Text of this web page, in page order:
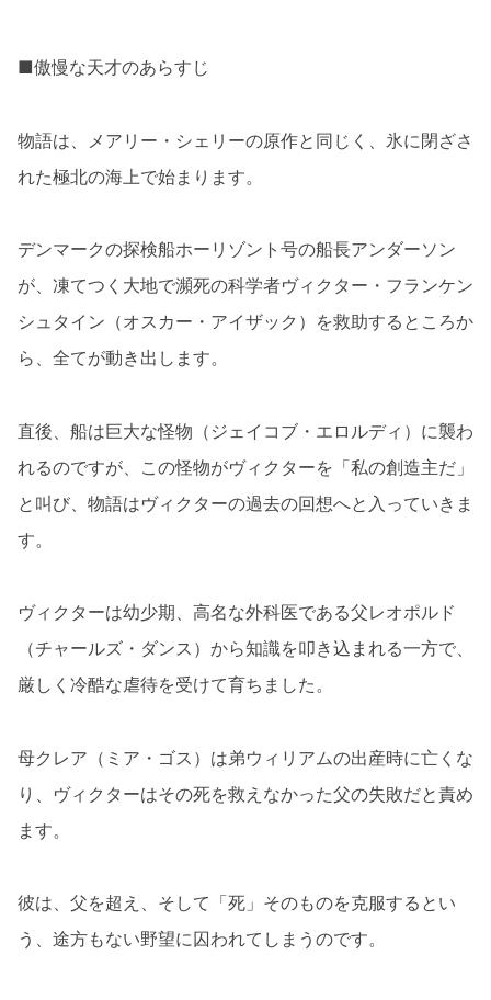
■傲慢な天才のあらすじ
物語は、メアリー・シェリーの原作と同じく、氷に閉ざさ
れた極北の海上で始まります。
デンマークの探検船ホーリゾント号の船長アンダーソン
が、凍てつく大地で瀕死の科学者ヴィクター・フランケン
シュタイン（オスカー・アイザック）を救助するところか
ら、全てが動き出します。
直後、船は巨大な怪物（ジェイコブ・エロルディ）に襲わ
れるのですが、この怪物がヴィクターを「私の創造主だ」
と叫び、物語はヴィクターの過去の回想へと入っていきま
す。
ヴィクターは幼少期、高名な外科医である父レオポルド
（チャールズ・ダンス）から知識を叩き込まれる一方で、
厳しく冷酷な虐待を受けて育ちました。
母クレア（ミア・ゴス）は弟ウィリアムの出産時に亡くな
り、ヴィクターはその死を救えなかった父の失敗だと責め
ます。
彼は、父を超え、そして「死」そのものを克服するとい
う、途方もない野望に囚われてしまうのです。